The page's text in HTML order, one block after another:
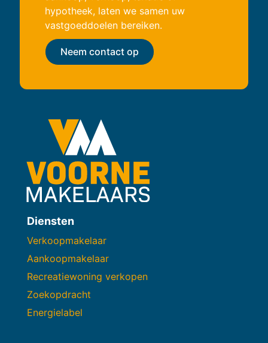
hypotheek, laten we samen uw
vastgoeddoelen bereiken.
Neem contact op
Diensten
Verkoopmakelaar
Aankoopmakelaar
Recreatiewoning verkopen
Zoekopdracht
Energielabel